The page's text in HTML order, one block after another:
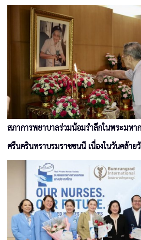
สภาการพยาบาลร่วมน้อมรำลึกในพระมห
ศรีนครินทราบรมราชชนนี เนื่องในวันคล้าย